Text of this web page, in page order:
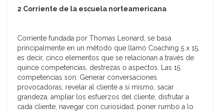
2 Corriente de la escuela norteamericana
Corriente fundada por Thomas Leonard, se basa
principalmente en un método que llamó Coaching 5 x 15,
es decir, cinco elementos que se relacionan a través de
quince competencias, destrezas o aspectos. Las 15
competencias son: Generar conversaciones
provocadoras, revelar al cliente a sí mismo, sacar
grandeza, ampliar los esfuerzos del cliente, disfrutar a
cada cliente, navegar con curiosidad, poner rumbo a lo